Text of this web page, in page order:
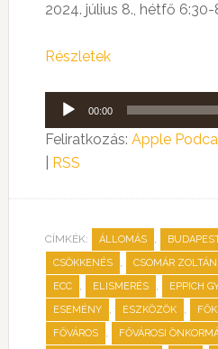
2024. július 8., hétfő
Részletek
Audió
lejátszó
00:00
Feliratkozás: Apple
RSS
CÍMKÉK: ÁLLOMÁS ,
CSÖKKENÉS , CSOMÁR ZOLTÁN
ECC , ELISMERÉS , EPPICH
ESEMÉNY , ESZKÖZÖK ,
FŐVÁROS , FŐVÁROSI